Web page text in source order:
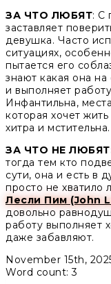
ЗА ЧТО ЛЮБЯТ: C
заставляет
девушка. Часто
ситуациях,
пытается его
знают какая она
и выполняет
Инфантильна,
которая хочет
хитра и мстительна.
ЗА ЧТО НЕ
тогда тем кто
сути, она и есть в
просто не хватило
Лесли Пим (John
довольно
работу выполняет
даже забавляют.
November 15th,
Word count: 3